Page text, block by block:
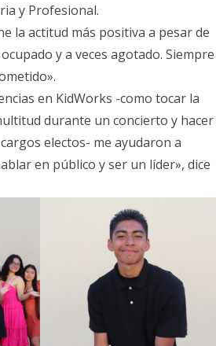
y Profesional.
la actitud más positiva a pesar de
y a veces agotado. Siempre
en KidWorks -como tocar la
durante un concierto y hacer
electos- me ayudaron a
en público y ser un líder», dice